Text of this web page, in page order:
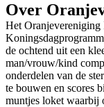
Over
Het Oranjevereniging
de ochtend uit een
man/vrouw/kind
onderdelen van de
te bouwen en scores
muntjes loket